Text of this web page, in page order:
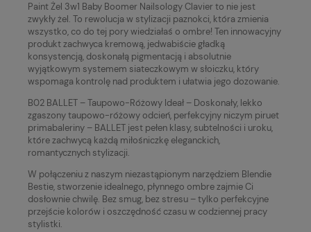
Paint Żel 3w1 Baby Boomer Nailsology Clavier to nie jest
zwykły żel. To rewolucja w stylizacji paznokci, która zmienia
wszystko, co do tej pory wiedziałaś o ombre! Ten innowacyjny
produkt zachwyca kremową, jedwabiście gładką
konsystencją, doskonałą pigmentacją i absolutnie
wyjątkowym systemem siateczkowym w słoiczku, który
wspomaga kontrolę nad produktem i ułatwia jego dozowanie.
B02 BALLET – Taupowo-Różowy Ideał – Doskonały, lekko
zgaszony taupowo-różowy odcień, perfekcyjny niczym piruet
primabaleriny – BALLET jest pełen klasy, subtelności i uroku,
które zachwycą każdą miłośniczkę eleganckich,
romantycznych stylizacji.
W połączeniu z naszym niezastąpionym narzędziem Blendie
Bestie, stworzenie idealnego, płynnego ombre zajmie Ci
dosłownie chwilę. Bez smug, bez stresu – tylko perfekcyjne
przejście kolorów i oszczędność czasu w codziennej pracy
stylistki.